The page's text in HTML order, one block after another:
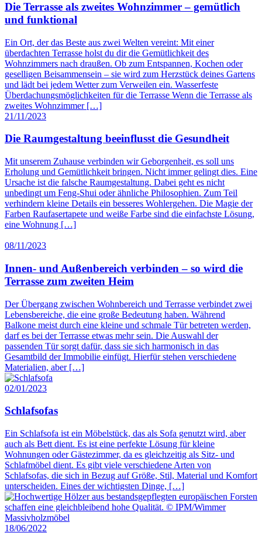
Die Terrasse als zweites Wohnzimmer – gemütlich
und funktional
Ein Ort, der das Beste aus zwei Welten vereint: Mit einer
überdachten Terrasse holst du dir die Gemütlichkeit des
Wohnzimmers nach draußen. Ob zum Entspannen, Kochen oder
geselligen Beisammensein – sie wird zum Herzstück deines Gartens
und lädt bei jedem Wetter zum Verweilen ein. Wasserfeste
Überdachungsmöglichkeiten für die Terrasse Wenn die Terrasse als
zweites Wohnzimmer […]
21/11/2023
Die Raumgestaltung beeinflusst die Gesundheit
Mit unserem Zuhause verbinden wir Geborgenheit, es soll uns
Erholung und Gemütlichkeit bringen. Nicht immer gelingt dies. Eine
Ursache ist die falsche Raumgestaltung. Dabei geht es nicht
unbedingt um Feng-Shui oder ähnliche Philosophien. Zum Teil
verhindern kleine Details ein besseres Wohlergehen. Die Magie der
Farben Raufasertapete und weiße Farbe sind die einfachste Lösung,
eine Wohnung […]
08/11/2023
Innen- und Außenbereich verbinden – so wird die
Terrasse zum zweiten Heim
Der Übergang zwischen Wohnbereich und Terrasse verbindet zwei
Lebensbereiche, die eine große Bedeutung haben. Während
Balkone meist durch eine kleine und schmale Tür betreten werden,
darf es bei der Terrasse etwas mehr sein. Die Auswahl der
passenden Tür sorgt dafür, dass sie sich harmonisch in das
Gesamtbild der Immobilie einfügt. Hierfür stehen verschiedene
Materialien, aber […]
02/01/2023
Schlafsofas
Ein Schlafsofa ist ein Möbelstück, das als Sofa genutzt wird, aber
auch als Bett dient. Es ist eine perfekte Lösung für kleine
Wohnungen oder Gästezimmer, da es gleichzeitig als Sitz- und
Schlafmöbel dient. Es gibt viele verschiedene Arten von
Schlafsofas, die sich in Bezug auf Größe, Stil, Material und Komfort
unterscheiden. Eines der wichtigsten Dinge, […]
18/06/2022